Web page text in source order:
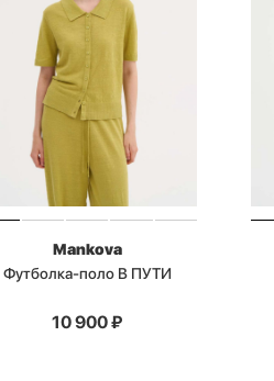
Mankova
Футболка-поло В ПУТИ
10 900₽